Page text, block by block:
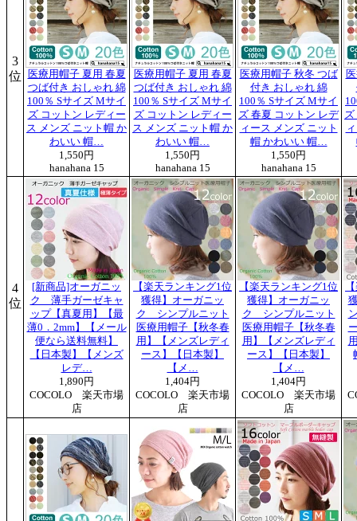
3
位
医療用帽子 夏用 春夏
つば付き おしゃれ 綿
100％ Sサイズ Mサイ
ズ コットン レディー
ス メンズ ニット帽 か
わいい 帽…
1,550円
hanahana 15
医療用帽子 夏用 春夏
つば付き おしゃれ 綿
100％ Sサイズ Mサイ
ズ コットン レディー
ス メンズ ニット帽 か
わいい 帽…
1,550円
hanahana 15
医療用帽子 秋冬 つば
付き おしゃれ 綿
100％ Sサイズ Mサイ
ズ 春夏 コットン レデ
ィース メンズ ニット
帽 かわいい 帽…
1,550円
hanahana 15
ズ
4
位
[新商品]オーガニッ
ク 薄手ガーゼキャ
ップ【真夏用】【最
薄0．2mm】【メール
便なら送料無料】
【日本製】【メンズ
レデ…
1,890円
COCOLO 楽天市場
店
【楽天ランキング1位
獲得】オーガニッ
ク シンプルニット
医療用帽子【秋冬春
用】【メンズレディ
ース】【日本製】
【メ…
1,404円
COCOLO 楽天市場
店
【楽天ランキング1位
獲得】オーガニッ
ク シンプルニット
医療用帽子【秋冬春
用】【メンズレディ
ース】【日本製】
【メ…
1,404円
COCOLO 楽天市場
店